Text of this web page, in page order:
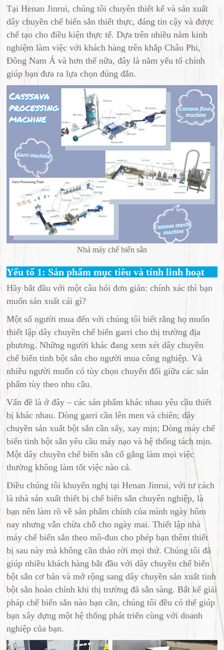
Tại Henan Jinrui, chúng tôi chuyên thiết kế và sản xuất
dây chuyền chế biến sắn thiết thực, đáng tin cậy và được
chế tạo cho điều kiện thực tế. Dựa trên nhiều năm kinh
nghiệm làm việc với khách hàng trên khắp Châu Phi,
Đông Nam Á và hơn thế nữa, đây là năm yếu tố chính
giúp bạn đưa ra lựa chọn đúng đắn.
Nhà máy chế biến sắn
Yếu tố 1: Sản phẩm mục tiêu và tính linh hoạt
Hãy bắt đầu với một câu hỏi đơn giản: chính xác thì bạn
muốn sản xuất cái gì?
Một số người mua đến với chúng tôi biết rằng họ muốn
thiết lập dây chuyền chế biến garri cho thị trường địa
phương. Những người khác đang xem xét dây chuyền
chế biến tinh bột sắn cho người mua công nghiệp. Và
nhiều người muốn có tùy chọn chuyển đổi giữa các sản
phẩm tùy theo nhu cầu.
Vấn đề là ở đây – các sản phẩm khác nhau yêu cầu thiết
bị khác nhau. Dòng garri cần lên men và chiên; dây
chuyền sản xuất bột sắn cần sấy, xay mịn; Dòng máy chế
biến tinh bột sắn yêu cầu máy nạo và hệ thống tách mịn.
Một dây chuyền chế biến sắn cố gắng làm mọi việc
thường không làm tốt việc nào cả.
Điều chúng tôi khuyến nghị tại Henan Jinrui, với tư cách
là nhà sản xuất thiết bị chế biến sắn chuyên nghiệp, là
bạn nên làm rõ về sản phẩm chính của mình ngày hôm
nay nhưng vẫn chừa chỗ cho ngày mai. Thiết lập nhà
máy chế biến sắn theo mô-đun cho phép bạn thêm thiết
bị sau này mà không cần tháo rời mọi thứ. Chúng tôi đã
giúp nhiều khách hàng bắt đầu với dây chuyền chế biến
bột sắn cơ bản và mở rộng sang dây chuyền sản xuất tinh
bột sắn hoàn chỉnh khi thị trường đã sẵn sàng. Bất kể giải
pháp chế biến sắn nào bạn cần, chúng tôi đều có thể giúp
bạn xây dựng một hệ thống phát triển cùng với doanh
nghiệp của bạn.